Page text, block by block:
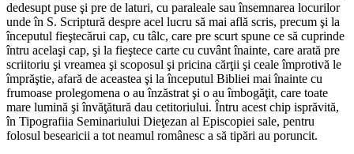
dedesupt puse şi pre de laturi, cu paraleale sau însemnarea locurilor
unde în S. Scriptură despre acel lucru să mai află scris, precum şi la
începutul fieştecărui cap, cu tâlc, care pre scurt spune ce să cuprinde
întru acelaşi cap, şi la fieştece carte cu cuvânt înainte, care arată pre
scriitoriu şi vreamea şi scoposul şi pricina cărţii şi ceale împrotivă le
împrăştie, afară de aceastea şi la începutul Bibliei mai înainte cu
frumoase prolegomena o au înzăstrat şi o au îmbogăţit, care toate
mare lumină şi învăţătură dau cetitoriului. Întru acest chip isprăvită,
în Tipografiia Seminariului Dieţezan al Episcopiei sale, pentru
folosul besearicii a tot neamul românesc a să tipări au poruncit.